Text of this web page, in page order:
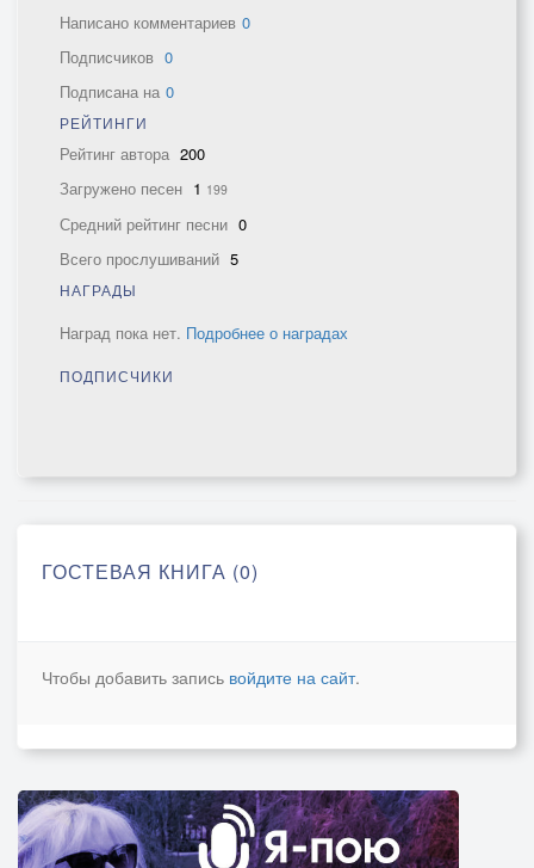
Написано комментариев 0
Подписчиков 0
Подписана на 0
РЕЙТИНГИ
Рейтинг автора 200
Загружено песен 1 199
Средний рейтинг песни 0
Всего прослушиваний 5
НАГРАДЫ
Наград пока нет. Подробнее о наградах
ПОДПИСЧИКИ
ГОСТЕВАЯ КНИГА (0)
Чтобы добавить запись войдите на сайт.